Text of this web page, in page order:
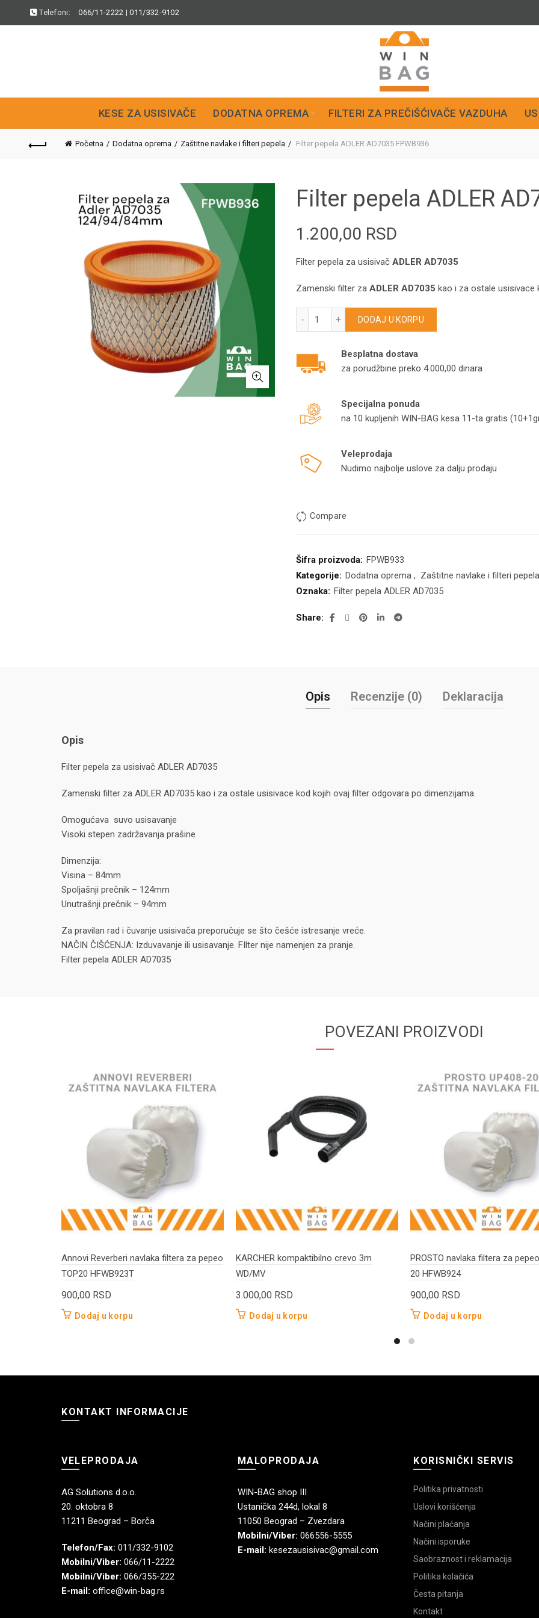
Telefoni: 066/11-2222 |011/332-9102
KESE ZA USISIVAČE DODATNA OPREMA FILTERI ZA PREČIŠĆIVAČE VAZDUHA
Početna Dodatna oprema Zaštitne navlake i filteri pepela Filter pepela ADLER AD7035 FPWB936
Filter pepela ADLER
1.200,00 RSD
Filter pepela za usisivač ADLER AD7035
Zamenski filter za ADLER AD7035 kao i za ostale usisivace
DODAJ U KORPU
Besplatna dostava
za porudžbine preko 4.000,00 dinara
Specijalna ponuda
na 10 kupljenih WIN-BAG kesa 11-ta gratis
Veleprodaja
Nudimo najbolje uslove za dalju prodaju
Compare
Šifra proizvoda: FPWB933
Kategorije: Dodatna oprema , Zaštitne navlake i filteri pepela
Oznaka: Filter pepela ADLER AD7035
Share
Opis Recenzije (0) Deklaracija
Opis
Filter pepela za usisivač ADLER AD7035
Zamenski filter za ADLER AD7035 kao i za ostale usisivace kod kojih ovaj filter odgovara po dimenzijama.
Omogućava suvo usisavanje
Visoki stepen zadržavanja prašine
Dimenzija:
Visina – 84mm
Spoljašnji prečnik – 124mm
Unutrašnji prečnik – 94mm
Za pravilan rad i čuvanje usisivača preporučuje se što češće istresanje vreće.
NAČIN ČIŠĆENJA: Izduvavanje ili usisavanje. FIlter nije namenjen za pranje.
Filter pepela ADLER AD7035
POVEZANI PROIZVODI
Annovi Reverberi navlaka filtera za pepeo
TOP20 HFWB923T
900,00 RSD
Dodaj u korpu
KARCHER kompaktibilno crevo 3m
WD/MV
3.000,00 RSD
Dodaj u korpu
PROSTO navlaka filtera za
20 HFWB924
900,00 RSD
Dodaj u korpu
KONTAKT INFORMACIJE
VELEPRODAJA
AG Solutions d.o.o.
20. oktobra 8
11211 Beograd – Borča
Telefon/Fax: 011/332-9102
Mobilni/Viber: 066/11-2222
Mobilni/Viber: 066/355-222
E-mail: office@win-bag.rs
MALOPRODAJA
WIN-BAG shop III
Ustanička 244d, lokal 8
11050 Beograd – Zvezdara
Mobilni/Viber: 066556-5555
E-mail: kesezausisivac@gmail.com
KORISNIČKI SERVIS
Politika privatnosti
Uslovi korišćenja
Načini plaćanja
Načini isporuke
Saobraznost i reklamacija
Politika kolačića
Česta pitanja
Kontakt